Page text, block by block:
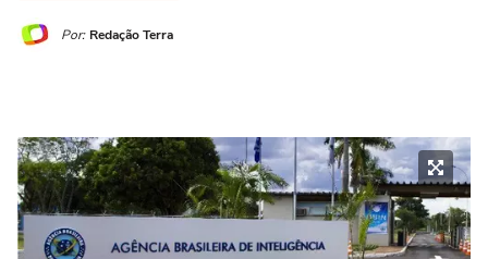
Por: Redação Terra